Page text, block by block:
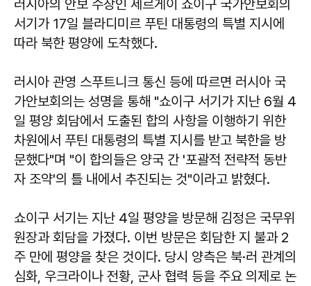
러시아의 안보 수장인 세르게이 쇼이구 국가안보회의
서기가 17일 블라디미르 푸틴 대통령의 특별 지시에
따라 북한 평양에 도착했다.
러시아 관영 스푸트니크 통신 등에 따르면 러시아 국
가안보회의는 성명을 통해 "쇼이구 서기가 지난 6월 4
일 평양 회담에서 도출된 합의 사항을 이행하기 위한
차원에서 푸틴 대통령의 특별 지시를 받고 북한을 방
문했다"며 "이 합의들은 양국 간 '포괄적 전략적 동반
자 조약'의 틀 내에서 추진되는 것"이라고 밝혔다.
쇼이구 서기는 지난 4일 평양을 방문해 김정은 국무위
원장과 회담을 가졌다. 이번 방문은 회담한 지 불과 2
주 만에 평양을 찾은 것이다. 당시 양측은 북·러 관계의
심화, 우크라이나 전황, 군사 협력 등을 주요 의제로 논